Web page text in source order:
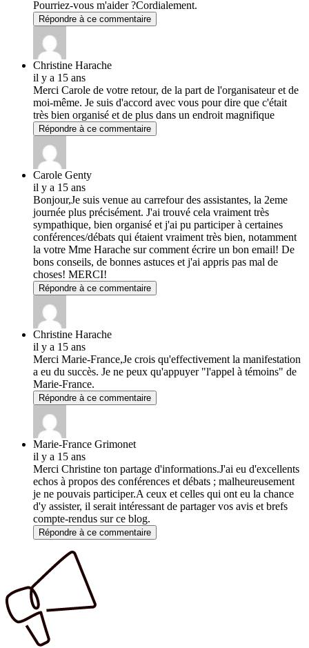
Pourriez-vous m'aider ?Cordialement.
Répondre à ce commentaire
Christine Harache
il y a 15 ans
Merci Carole de votre retour, de la part de l'organisateur et de
moi-même. Je suis d'accord avec vous pour dire que c'était
très bien organisé et de plus dans un endroit magnifique
Répondre à ce commentaire
Carole Genty
il y a 15 ans
Bonjour,Je suis venue au carrefour des assistantes, la 2eme
journée plus précisément. J'ai trouvé cela vraiment très
sympathique, bien organisé et j'ai pu participer à certaines
conférences/débats qui étaient vraiment très bien, notamment
la votre Mme Harache sur comment écrire un bon email! De
bons conseils, de bonnes astuces et j'ai appris pas mal de
choses! MERCI!
Répondre à ce commentaire
Christine Harache
il y a 15 ans
Merci Marie-France,Je crois qu'effectivement la manifestation
a eu du succès. Je ne peux qu'appuyer "l'appel à témoins" de
Marie-France.
Répondre à ce commentaire
Marie-France Grimonet
il y a 15 ans
Merci Christine ton partage d'informations.J'ai eu d'excellents
echos à propos des conférences et débats ; malheureusement
je ne pouvais participer.A ceux et celles qui ont eu la chance
d'y assister, il serait intéressant de partager vos avis et brefs
compte-rendus sur ce blog.
Répondre à ce commentaire